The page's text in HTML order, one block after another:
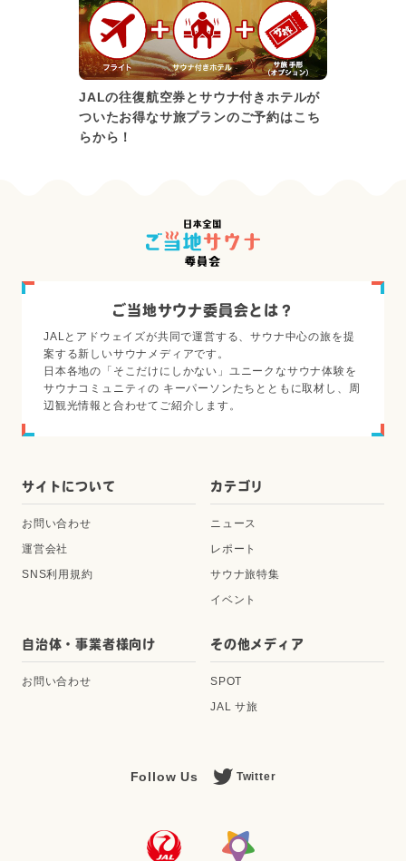
JALの往復航空券とサウナ付きホテルが
ついたお得なサ旅プランのご予約はこち
らから！
ご当地サウナ委員会とは？
JALとアドウェイズが共同で運営する、サウナ中心の旅を提
案する新しいサウナメディアです。
日本各地の「そこだけにしかない」ユニークなサウナ体験を
サウナコミュニティの キーパーソンたちとともに取材し、周
辺観光情報と合わせてご紹介します。
サイトについて
お問い合わせ
運営会社
SNS利用規約
カテゴリ
ニュース
レポート
サウナ旅特集
イベント
自治体・事業者様向け
お問い合わせ
その他メディア
SPOT
JAL サ旅
Follow Us Twitter